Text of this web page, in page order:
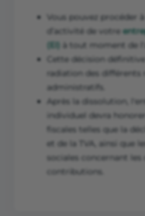
Vous pouvez procéder
d’activité de votre
(EI) à tout moment de
Cette décision
radiation des différents
administratifs.
Après la dissolution,
individuel devra
fiscales telles que la
et de la TVA, ainsi que
sociales concernant
contributions.